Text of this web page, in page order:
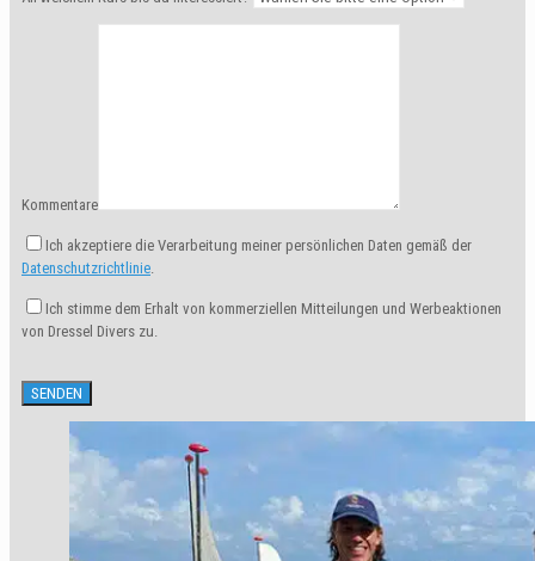
Kommentare
Ich akzeptiere die Verarbeitung meiner persönlichen Daten gemäß der
Datenschutzrichtlinie.
Ich stimme dem Erhalt von kommerziellen Mitteilungen und Werbeaktionen
von Dressel Divers zu.